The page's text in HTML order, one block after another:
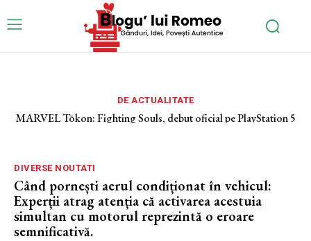
DE ACTUALITATE
MARVEL Tōkon: Fighting Souls, debut oficial pe PlayStation 5
DIVERSE NOUTATI
Când pornești aerul condiționat în vehicul:
Experții atrag atenția că activarea acestuia
simultan cu motorul reprezintă o eroare
semnificativă.